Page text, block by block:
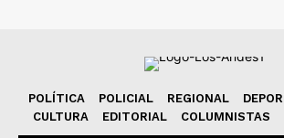
POLÍTICA POLICIAL REGIONAL
CULTURA
EDITORIAL COLUMNISTAS